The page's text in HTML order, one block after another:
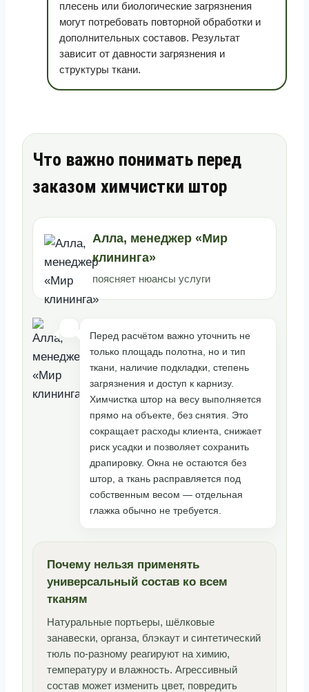
плесень или биологические загрязнения
могут потребовать повторной обработки и
дополнительных составов. Результат
зависит от давности загрязнения и
структуры ткани.
Что важно понимать перед
заказом химчистки штор
Алла, менеджер «Мир
клининга»
поясняет нюансы услуги
Перед расчётом важно уточнить не
только площадь полотна, но и тип
ткани, наличие подкладки, степень
загрязнения и доступ к карнизу.
Химчистка штор на весу выполняется
прямо на объекте, без снятия. Это
сокращает расходы клиента, снижает
риск усадки и позволяет сохранить
драпировку. Окна не остаются без
штор, а ткань расправляется под
собственным весом — отдельная
глажка обычно не требуется.
Почему нельзя применять
универсальный состав ко всем
тканям
Натуральные портьеры, шёлковые
занавески, органза, блэкаут и синтетический
тюль по-разному реагируют на химию,
температуру и влажность. Агрессивный
состав может изменить цвет, повредить